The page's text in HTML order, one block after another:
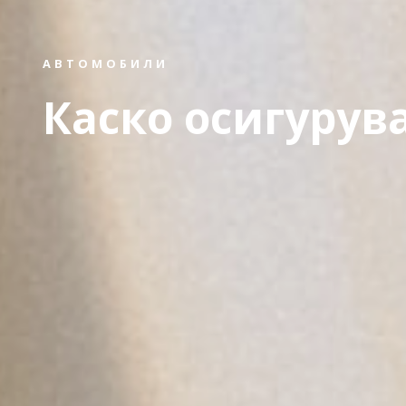
АВТОМОБИЛИ
Каско